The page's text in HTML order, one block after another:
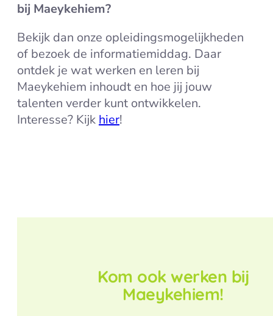
bij Maeykehiem?
Bekijk dan onze opleidingsmogelijkheden
of bezoek de informatiemiddag. Daar
ontdek je wat werken en leren bij
Maeykehiem inhoudt en hoe jij jouw
talenten verder kunt ontwikkelen.
Interesse? Kijk hier!
Kom ook werken bij
Maeykehiem!